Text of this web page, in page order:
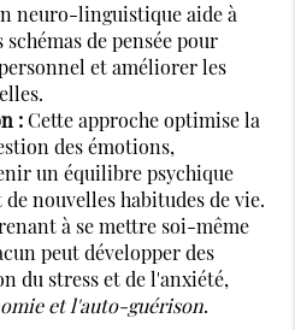
neuro-linguistique aide à
de pensée pour
et améliorer les
:Cette approche optimise la
des émotions,
un équilibre psychique
nouvelles habitudes de vie.
à se mettre soi-même
peut développer des
du stress et de l'anxiété,
et l'auto-guérison.